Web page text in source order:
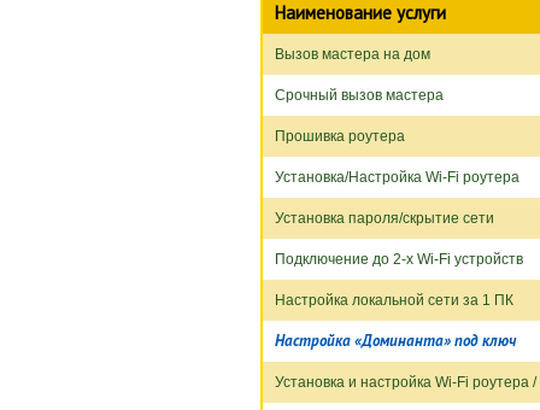
Наименование услуги
Вызов мастера на дом
Срочный вызов мастера
Прошивка роутера
Установка/Настройка Wi-Fi роутера
Установка пароля/скрытие сети
Подключение до 2-х Wi-Fi устройств
Настройка локальной сети за 1 ПК
Настройка «Доминанта» под ключ
Установка и настройка Wi-Fi